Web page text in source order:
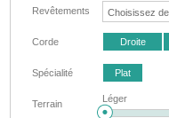
Revêtements
Corde Droite
Spécialité Plat
Terrain Léger